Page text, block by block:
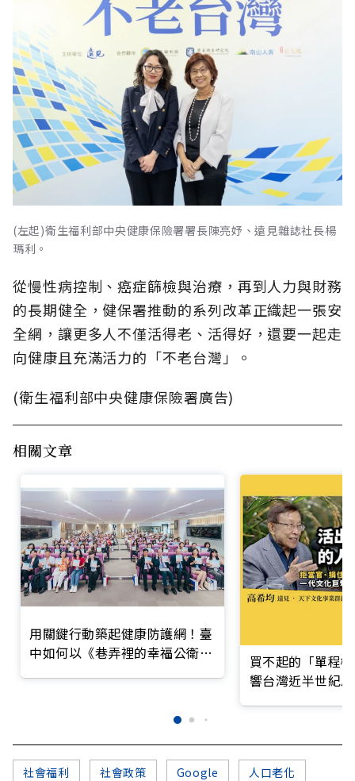
(左起)衛生福利部中央健康保險署署長陳亮妤、遠見雜誌社長楊
瑪利。
從慢性病控制、癌症篩檢與治療，再到人力與財務
的長期健全，健保署推動的系列改革正織起一張安
全網，讓更多人不僅活得老、活得好，還要一起走
向健康且充滿活力的「不老台灣」。
(衛生福利部中央健康保險署廣告)
相關文章
用關鍵行動築起健康防護網！臺
中如何以《巷弄裡的幸福公衛》
買不起的「單程
響台灣近半世紀
社會福利 社會政策 Google 人口老化